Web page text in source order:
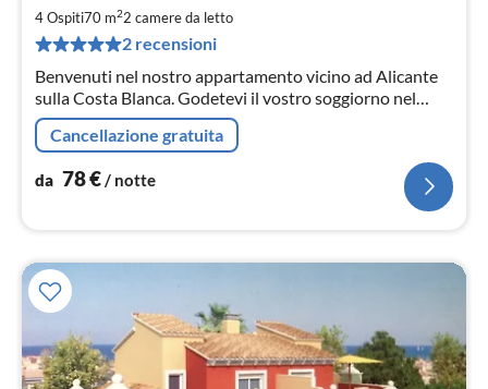
4 Ospiti70 m22 camere da letto
2 recensioni
Benvenuti nel nostro appartamento vicino ad Alicante
sulla Costa Blanca. Godetevi il vostro soggiorno nel
nostro bellissimo appartamento per le vacanze.
Cancellazione gratuita
da 78€ / notte